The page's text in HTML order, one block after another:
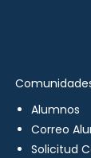
Alumnos
Correo
Solicitud